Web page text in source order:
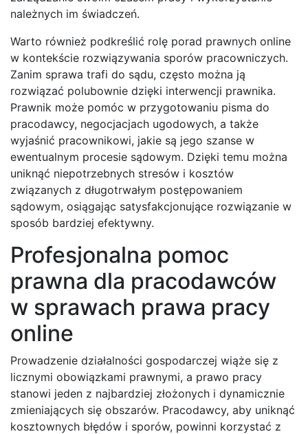
należnych im świadczeń.
Warto również podkreślić rolę porad prawnych online
w kontekście rozwiązywania sporów pracowniczych.
Zanim sprawa trafi do sądu, często można ją
rozwiązać polubownie dzięki interwencji prawnika.
Prawnik może pomóc w przygotowaniu pisma do
pracodawcy, negocjacjach ugodowych, a także
wyjaśnić pracownikowi, jakie są jego szanse w
ewentualnym procesie sądowym. Dzięki temu można
uniknąć niepotrzebnych stresów i kosztów
związanych z długotrwałym postępowaniem
sądowym, osiągając satysfakcjonujące rozwiązanie w
sposób bardziej efektywny.
Profesjonalna pomoc
prawna dla pracodawców
w sprawach prawa pracy
online
Prowadzenie działalności gospodarczej wiąże się z
licznymi obowiązkami prawnymi, a prawo pracy
stanowi jeden z najbardziej złożonych i dynamicznie
zmieniających się obszarów. Pracodawcy, aby uniknąć
kosztownych błędów i sporów, powinni korzystać z